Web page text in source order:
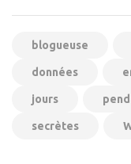
blogueuse
données
jours
secrètes